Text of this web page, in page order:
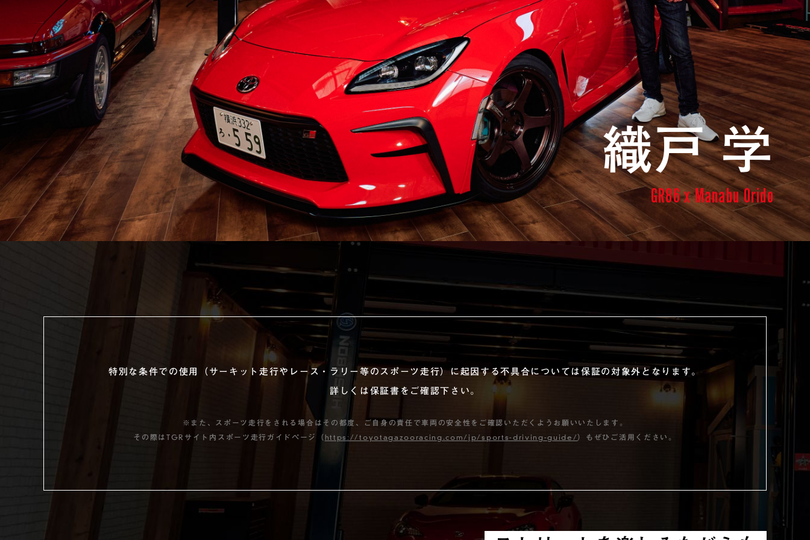
織戸 学
GR86 x Manabu Orido
特別な条件での使用（サーキット走行やレース・ラリー等のスポーツ走行）に起因する不具合については保証の対象外となります。
詳しくは保証書をご確認下さい。
※また、スポーツ走行をされる場合はその都度、ご自身の責任で車両の安全性をご確認いただくようお願いいたします。
その際はTGRサイト内スポーツ走行ガイドページ（ https://toyotagazooracing.com/jp/sports-driving-guide/）もぜひご活用ください。